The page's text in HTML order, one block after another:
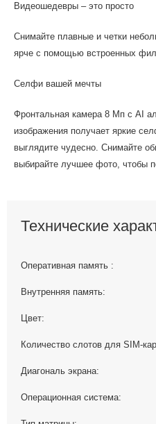
Видеошедевры – это просто
Снимайте плавные и четки
ярче с помощью встроенных
Селфи вашей мечты
Фронтальная камера 8 Мп с AI
изображения получает яркие
выглядите чудесно. Снимайте
выбирайте лучшее фото, чтобы
Технические
Оперативная память :
Внутренняя память:
Цвет:
Количество слотов для SIM-
Диагональ экрана:
Операционная система: